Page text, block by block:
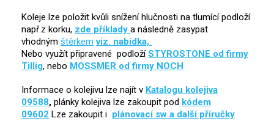
Koleje lze položit kvůli snížení hlučnosti na tlumící podloží
např.z korku, zde příklady a následně zasypat
vhodným štěrkem viz. nabídka,
Nebo využít připravené podloží STYROSTONE od firmy
Tillig, nebo MOSSMER od firmy NOCH
Informace o kolejivu lze najít v Katalogu kolejiva
09588, plánky kolejiva lze zakoupit pod kódem
09602 Lze zakoupit i plánovací sw a další příručky